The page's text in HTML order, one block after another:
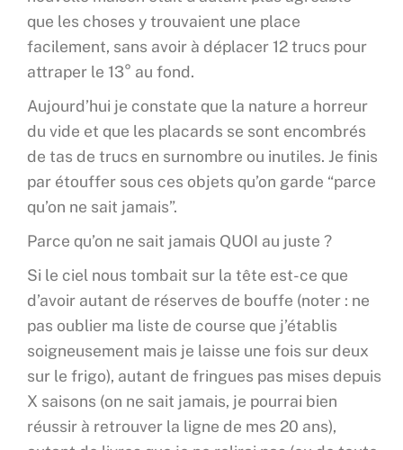
que les choses y trouvaient une place
facilement, sans avoir à déplacer 12 trucs pour
attraper le 13° au fond.
Aujourd’hui je constate que la nature a horreur
du vide et que les placards se sont encombrés
de tas de trucs en surnombre ou inutiles. Je finis
par étouffer sous ces objets qu’on garde “parce
qu’on ne sait jamais”.
Parce qu’on ne sait jamais QUOI au juste ?
Si le ciel nous tombait sur la tête est-ce que
d’avoir autant de réserves de bouffe (noter : ne
pas oublier ma liste de course que j’établis
soigneusement mais je laisse une fois sur deux
sur le frigo), autant de fringues pas mises depuis
X saisons (on ne sait jamais, je pourrai bien
réussir à retrouver la ligne de mes 20 ans),